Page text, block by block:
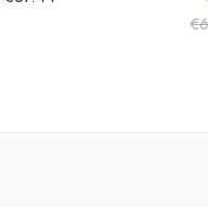
€